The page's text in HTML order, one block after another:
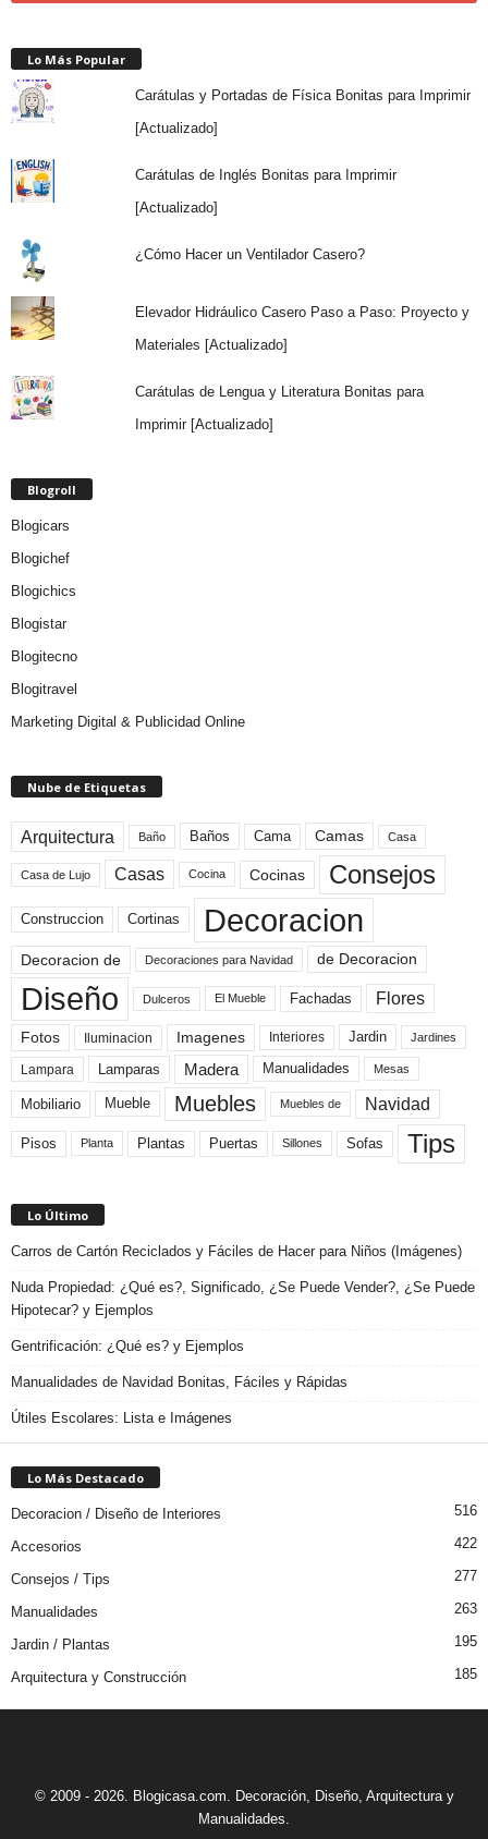
Lo Más Popular
Carátulas y Portadas de Física Bonitas para Imprimir
[Actualizado]
Carátulas de Inglés Bonitas para Imprimir
[Actualizado]
¿Cómo Hacer un Ventilador Casero?
Elevador Hidráulico Casero Paso a Paso: Proyecto y
Materiales [Actualizado]
Carátulas de Lengua y Literatura Bonitas para
Imprimir [Actualizado]
Blogroll
Blogicars
Blogichef
Blogichics
Blogistar
Blogitecno
Blogitravel
Marketing Digital & Publicidad Online
Nube de Etiquetas
Arquitectura Baño Baños Cama Camas Casa
Casa de Lujo Casas Cocina Cocinas Consejos
Construccion Cortinas Decoracion
Decoracion de Decoraciones para Navidad de Decoracion
Diseño Dulceros El Mueble Fachadas Flores
Fotos Iluminacion Imagenes Interiores Jardin Jardines
Lampara Lamparas Madera Manualidades Mesas
Mobiliario Mueble Muebles Muebles de Navidad
Pisos Planta Plantas Puertas Sillones Sofas Tips
Lo Último
Carros de Cartón Reciclados y Fáciles de Hacer para Niños (Imágenes)
Nuda Propiedad: ¿Qué es?, Significado, ¿Se Puede Vender?, ¿Se Puede
Hipotecar? y Ejemplos
Gentrificación: ¿Qué es? y Ejemplos
Manualidades de Navidad Bonitas, Fáciles y Rápidas
Útiles Escolares: Lista e Imágenes
Lo Más Destacado
Decoracion / Diseño de Interiores 516
Accesorios 422
Consejos / Tips 277
Manualidades 263
Jardin / Plantas 195
Arquitectura y Construcción 185
© 2009 - 2026. Blogicasa.com. Decoración, Diseño, Arquitectura y
Manualidades.